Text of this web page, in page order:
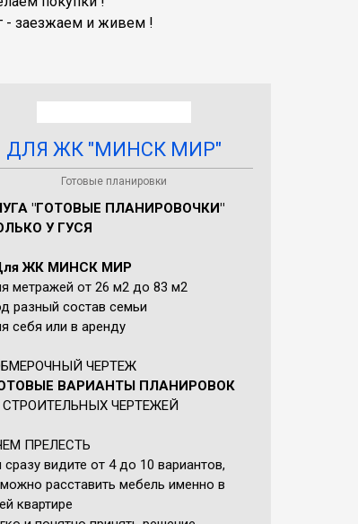
- заезжаем и живем !
ДЛЯ ЖК "МИНСК МИР"
Готовые планировки
"ГОТОВЫЕ ПЛАНИРОВОЧКИ"
У ГУСЯ
ЖК МИНСК МИР
метражей от 26 м2 до 83 м2
разный состав семьи
себя или в аренду
ЧЕРТЕЖ
ВАРИАНТЫ ПЛАНИРОВОК
СТРОИТЕЛЬНЫХ ЧЕРТЕЖЕЙ
ПРЕЛЕСТЬ
видите от 4 до 10 вариантов,
расставить мебель именно в
квартире